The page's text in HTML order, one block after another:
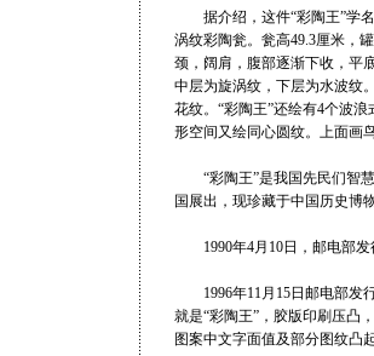
据介绍，这件“彩陶王”学名
涡纹彩陶瓮。瓮高49.3厘米，
颈，阔肩，腹部逐渐下收，平
中层为旋涡纹，下层为水波纹
花纹。“彩陶王”还绘有4个波
形空间又绘同心圆纹。上面画
“彩陶王”是我国先民们智慧
国展出，现珍藏于中国历史博
1990年4月10日，邮电部发
1996年11月15日邮电部发行
就是“彩陶王”，胶版印刷压凸
图案中文字面值及部分图纹凸